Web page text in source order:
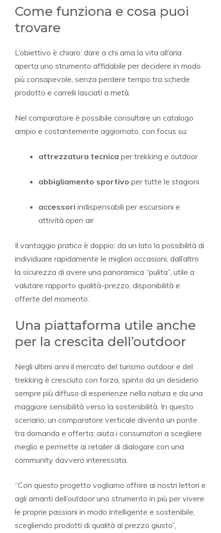
Come funziona e cosa puoi
trovare
L’obiettivo è chiaro: dare a chi ama la vita all’aria
aperta uno strumento affidabile per decidere in modo
più consapevole, senza perdere tempo tra schede
prodotto e carrelli lasciati a metà.
Nel comparatore è possibile consultare un catalogo
ampio e costantemente aggiornato, con focus su:
attrezzatura tecnica per trekking e outdoor
abbigliamento sportivo per tutte le stagioni
accessori indispensabili per escursioni e
attività open air
Il vantaggio pratico è doppio: da un lato la possibilità di
individuare rapidamente le migliori occasioni, dall’altro
la sicurezza di avere una panoramica “pulita”, utile a
valutare rapporto qualità-prezzo, disponibilità e
offerte del momento.
Una piattaforma utile anche
per la crescita dell’outdoor
Negli ultimi anni il mercato del turismo outdoor e del
trekking è cresciuto con forza, spinto da un desiderio
sempre più diffuso di esperienze nella natura e da una
maggiore sensibilità verso la sostenibilità. In questo
scenario, un comparatore verticale diventa un ponte
tra domanda e offerta: aiuta i consumatori a scegliere
meglio e permette ai retailer di dialogare con una
community davvero interessata.
“Con questo progetto vogliamo offrire ai nostri lettori e
agli amanti dell’outdoor uno strumento in più per vivere
le proprie passioni in modo intelligente e sostenibile,
scegliendo prodotti di qualità al prezzo giusto”,